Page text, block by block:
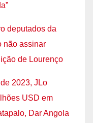
deputados da
não assinar
de Lourenço
2023, JLo
USD em
Dar Angola